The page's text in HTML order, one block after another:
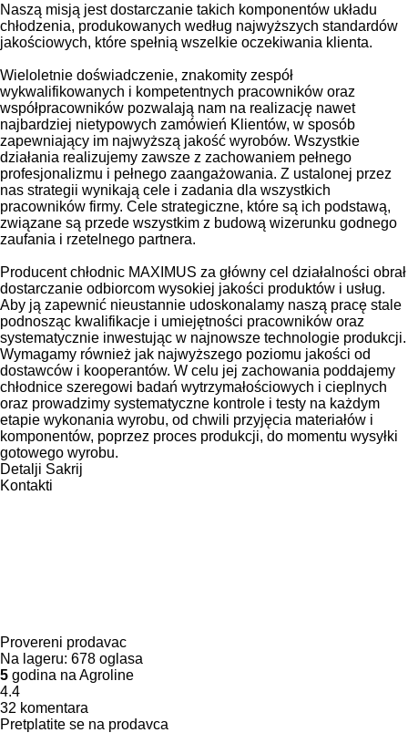
Naszą misją jest dostarczanie takich komponentów układu
chłodzenia, produkowanych według najwyższych standardów
jakościowych, które spełnią wszelkie oczekiwania klienta.
Wieloletnie doświadczenie, znakomity zespół
wykwalifikowanych i kompetentnych pracowników oraz
współpracowników pozwalają nam na realizację nawet
najbardziej nietypowych zamówień Klientów, w sposób
zapewniający im najwyższą jakość wyrobów. Wszystkie
działania realizujemy zawsze z zachowaniem pełnego
profesjonalizmu i pełnego zaangażowania. Z ustalonej przez
nas strategii wynikają cele i zadania dla wszystkich
pracowników firmy. Cele strategiczne, które są ich podstawą,
związane są przede wszystkim z budową wizerunku godnego
zaufania i rzetelnego partnera.
Producent chłodnic MAXIMUS za główny cel działalności obrał
dostarczanie odbiorcom wysokiej jakości produktów i usług.
Aby ją zapewnić nieustannie udoskonalamy naszą pracę stale
podnosząc kwalifikacje i umiejętności pracowników oraz
systematycznie inwestując w najnowsze technologie produkcji.
Wymagamy również jak najwyższego poziomu jakości od
dostawców i kooperantów. W celu jej zachowania poddajemy
chłodnice szeregowi badań wytrzymałościowych i cieplnych
oraz prowadzimy systematyczne kontrole i testy na każdym
etapie wykonania wyrobu, od chwili przyjęcia materiałów i
komponentów, poprzez proces produkcji, do momentu wysyłki
gotowego wyrobu.
Detalji Sakrij
Kontakti
Provereni prodavac
Na lageru: 678 oglasa
5 godina na Agroline
4.4
32 komentara
Pretplatite se na prodavca